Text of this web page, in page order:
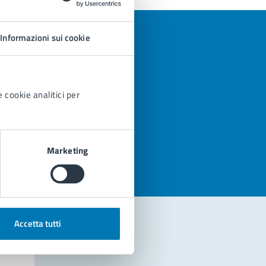
Informazioni sui cookie
cookie analitici per
Marketing
Accetta tutti